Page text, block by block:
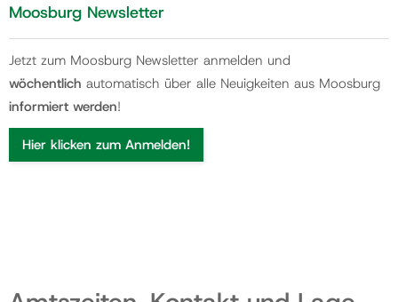
Moosburg Newsletter
Jetzt zum Moosburg Newsletter anmelden und
wöchentlich automatisch über alle Neuigkeiten aus Moosburg
informiert werden!
Hier klicken zum Anmelden!